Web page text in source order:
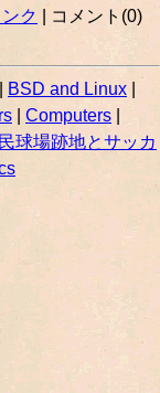
ク
| コメント(0)
BSD and Linux
Computers
球場跡地とサッカ